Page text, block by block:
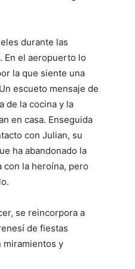
durante las
En el aeropuerto lo
la que siente una
escueto mensaje de
de la cocina y la
en casa. Enseguida
con Julian, su
ha abandonado la
con la heroína, pero
se reincorpora a
de fiestas
miramientos y